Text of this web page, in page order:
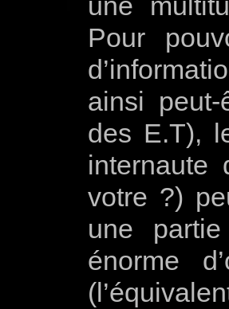
Pour
ainsi
des E.T),
votre ?)
une
énorme